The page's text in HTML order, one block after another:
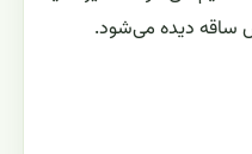
ساقه دیده می‌شود.